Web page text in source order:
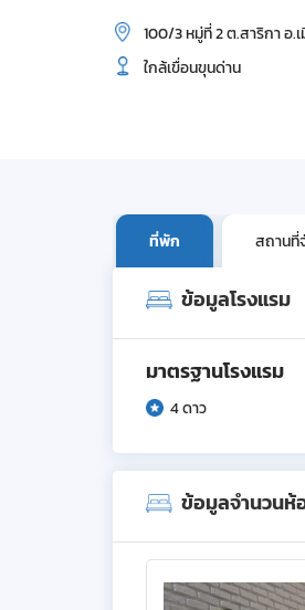
100/3 หมู่ที่ 2 ต.สาริกา อ
ใกล้เขื่อนขุนด่าน
ที่พัก สถานที่
ข้อมูลโรงแรม
มาตรฐานโรงแรม
4 ดาว
ข้อมูลจำนวนห้